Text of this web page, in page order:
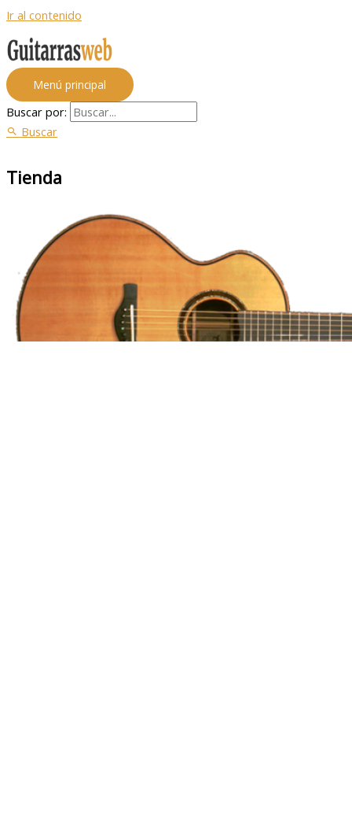
Ir al contenido
Menú principal
Buscar por:
Buscar
Tienda